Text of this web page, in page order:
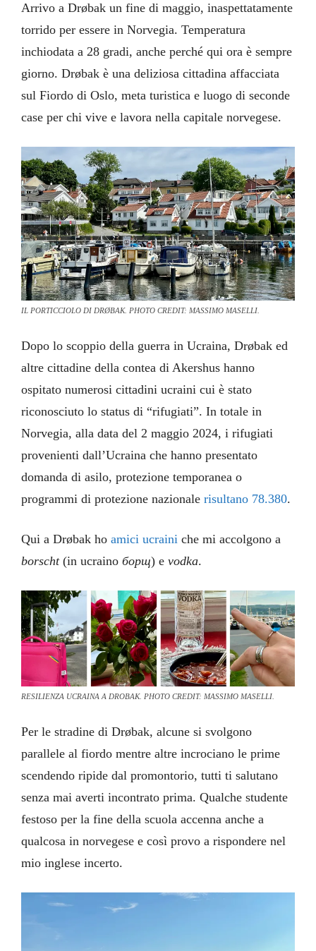
Arrivo a Drøbak un fine di maggio, inaspettatamente
torrido per essere in Norvegia. Temperatura
inchiodata a 28 gradi, anche perché qui ora è sempre
giorno. Drøbak è una deliziosa cittadina affacciata
sul Fiordo di Oslo, meta turistica e luogo di seconde
case per chi vive e lavora nella capitale norvegese.
IL PORTICCIOLO DI DRØBAK. PHOTO CREDIT: MASSIMO MASELLI.
Dopo lo scoppio della guerra in Ucraina, Drøbak ed
altre cittadine della contea di Akershus hanno
ospitato numerosi cittadini ucraini cui è stato
riconosciuto lo status di “rifugiati”. In totale in
Norvegia, alla data del 2 maggio 2024, i rifugiati
provenienti dall’Ucraina che hanno presentato
domanda di asilo, protezione temporanea o
programmi di protezione nazionalerisultano 78.380.
Qui a Drøbak hoamici ucraini che mi accolgono a
borscht(in ucrainoборщ) evodka.
RESILIENZA UCRAINA A DROBAK. PHOTO CREDIT: MASSIMO MASELLI.
Per le stradine di Drøbak, alcune si svolgono
parallele al fiordo mentre altre incrociano le prime
scendendo ripide dal promontorio, tutti ti salutano
senza mai averti incontrato prima. Qualche studente
festoso per la fine della scuola accenna anche a
qualcosa in norvegese e così provo a rispondere nel
mio inglese incerto.